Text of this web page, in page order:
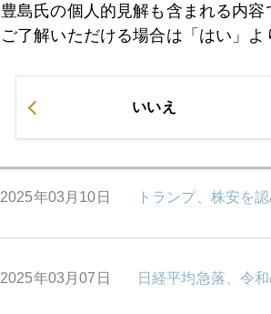
2025年03月12日 保護主義は「全員
2025年03月11日 速報 遂に米株メル
2025年03月10日 トランプ、株安を
2025年03月07日 日経平均急落、令
豊島氏の個人的見解も含まれる内容
ご了解いただける場合は「はい」よ
いいえ